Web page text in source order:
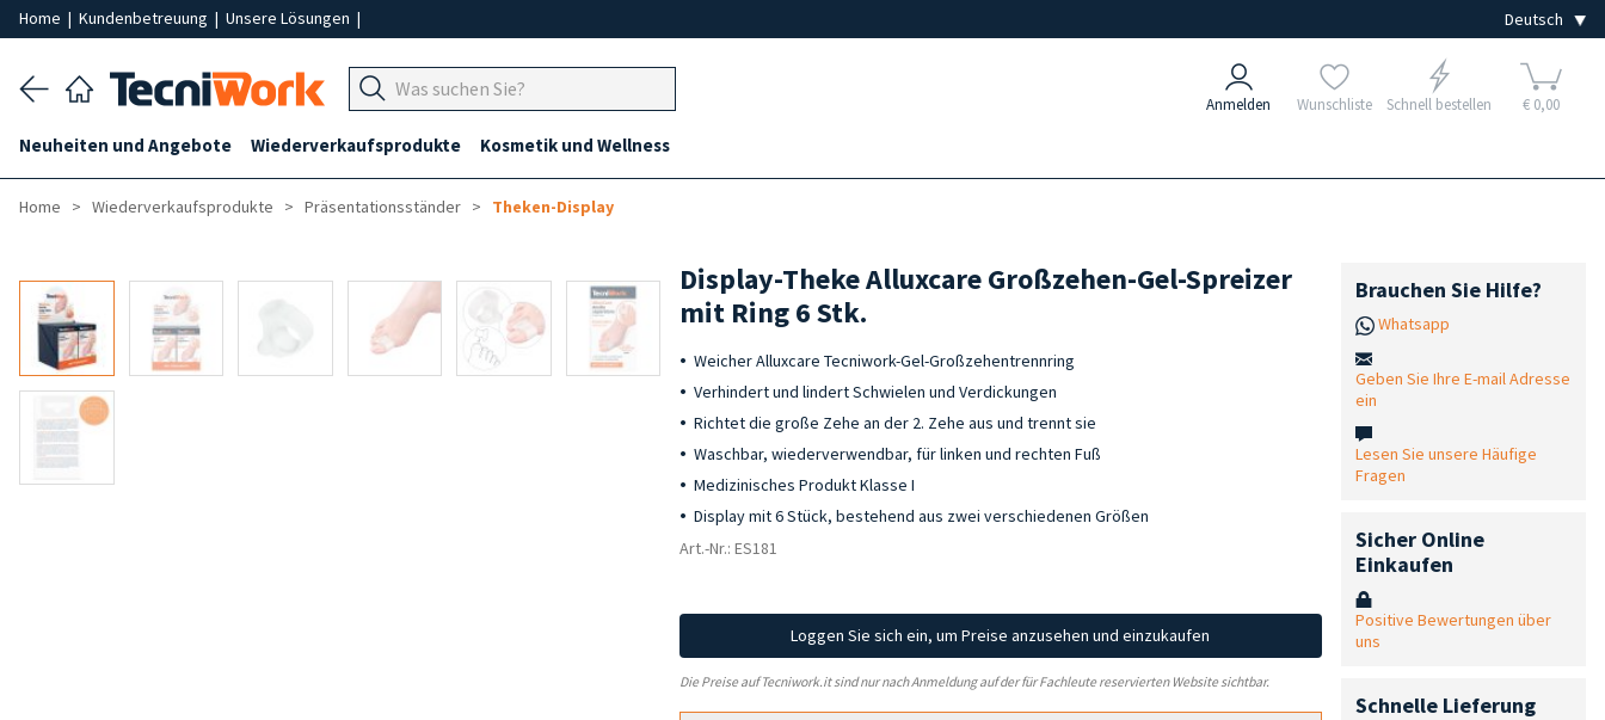
Home | Kundenbetreuung | Unsere Lösungen |
Anmelden Wunschliste Schnell bestellen € 0,00
Neuheiten und Angebote Wiederverkaufsprodukte Kosmetik und Wellness
Home Wiederverkaufsprodukte Präsentationsständer Theken-Display
-50%
Display-Theke Alluxcare Großzehen-Gel-Spreizer
mit Ring 6 Stk.
Weicher Alluxcare Tecniwork-Gel-Großzehentrennring
Verhindert und lindert Schwielen und Verdickungen
Richtet die große Zehe an der 2. Zehe aus und trennt sie
Waschbar, wiederverwendbar, für linken und rechten Fuß
Medizinisches Produkt Klasse I
Display mit 6 Stück, bestehend aus zwei verschiedenen Größen
Art.-Nr.: ES181
Loggen Sie sich ein, um Preise anzusehen und einzukaufen
Die Preise auf Tecniwork.it sind nur nach Anmeldung auf der für Fachleute reservierten Website sichtbar.
Brauchen Sie Hilfe?
Whatsapp
Geben Sie Ihre E-mail Adresse
ein
Lesen Sie unsere Häufige
Fragen
Sicher Online
Einkaufen
Positive Bewertungen über
uns
Schnelle Lieferung